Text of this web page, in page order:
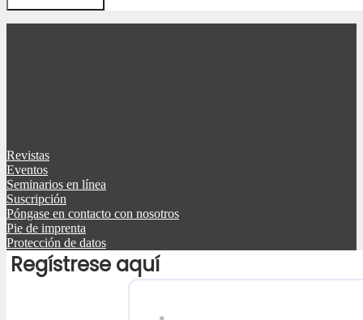
Revistas
Eventos
Seminarios en línea
Suscripción
Póngase en contacto con nosotros
Pie de imprenta
Protección de datos
Regístrese aquí